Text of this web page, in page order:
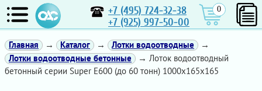
+7 (495) 724-32-38
+7 (925) 997-50-00
0
Главная → Каталог → Лотки водоотводные
→
Лотки водоотводные бетонные
→ Лоток водоотводный
бетонный серии Super Е600 (до 60 тонн) 1000x165x165